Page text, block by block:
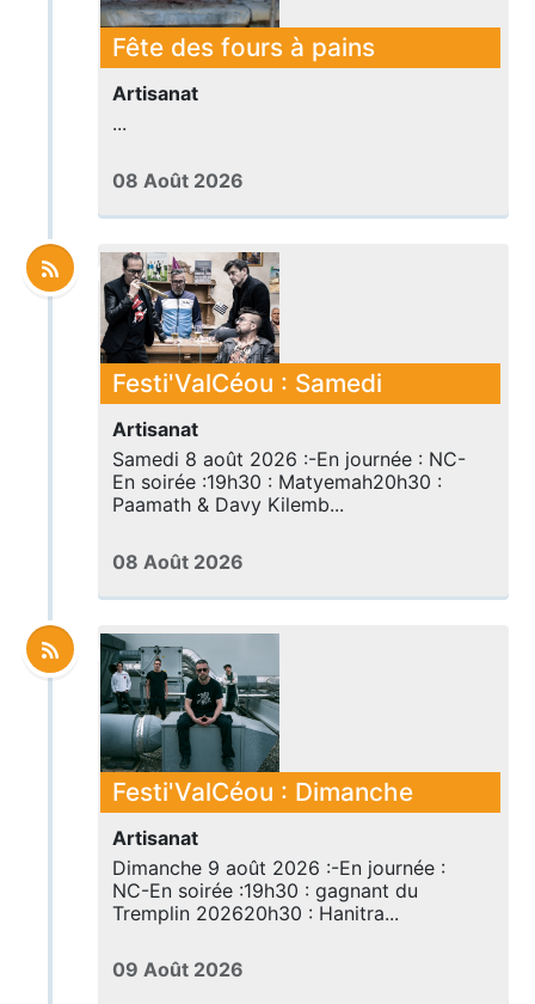
Fête des fours à pains
Artisanat
...
08 Août 2026
Festi'ValCéou : Samedi
Artisanat
Samedi 8 août 2026 :-En journée : NC-
En soirée :19h30 : Matyemah20h30 :
Paamath & Davy Kilemb...
08 Août 2026
Festi'ValCéou : Dimanche
Artisanat
Dimanche 9 août 2026 :-En journée :
NC-En soirée :19h30 : gagnant du
Tremplin 202620h30 : Hanitra...
09 Août 2026